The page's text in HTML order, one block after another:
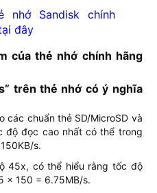
nhớ Sandisk chính
đây
của thẻ nhớ chính hãng
trên thẻ nhớ có ý nghĩa
các chuẩn thẻ SD/MicroSD và
độ đọc cao nhất có thể trong
s.
45x, có thể hiểu rằng tốc độ
x 150 = 6.75MB/s.